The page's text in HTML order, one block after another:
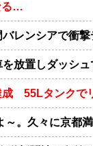
る…
レンシアで衝
放置しダッシュ
55Lタンクで
。久々に京都